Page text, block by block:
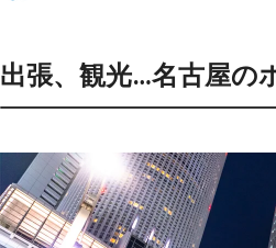
出張、観光…名古屋の